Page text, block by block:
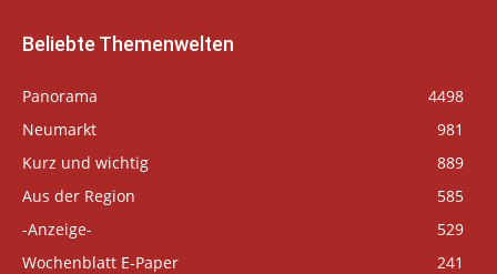
Beliebte Themenwelten
Panorama
4498
Neumarkt
981
Kurz und wichtig
889
Aus der Region
585
-Anzeige-
529
Wochenblatt E-Paper
241